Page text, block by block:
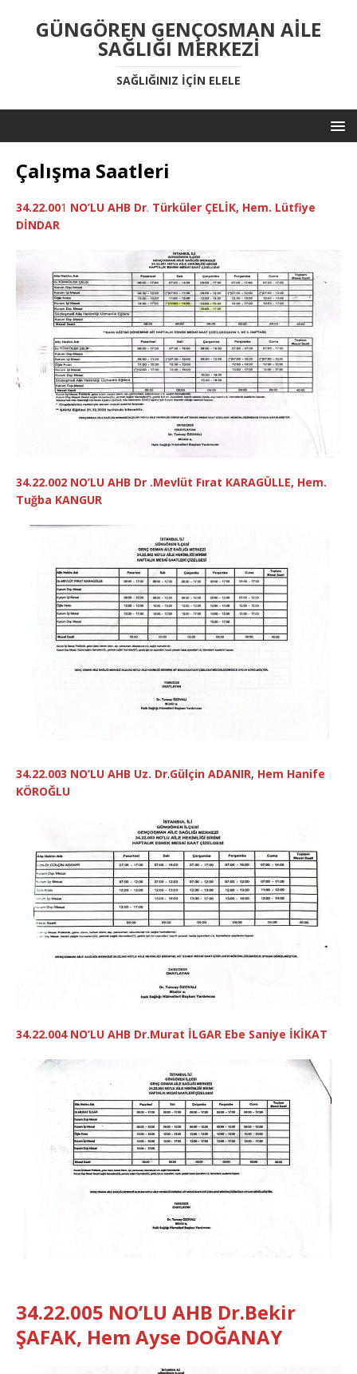
GÜNGÖREN GENÇOSMAN AİLE
SAĞLIĞI MERKEZİ
SAĞLIĞINIZ IÇIN ELELE
Çalışma Saatleri
34.22.001 NO’LU AHB Dr. Türküler ÇELİK, Hem. Lütfiye
DİNDAR
34.22.002 NO’LU AHB Dr .Mevlüt Fırat KARAGÜLLE, Hem.
Tuğba KANGUR
34.22.003 NO’LU AHB Uz. Dr.Gülçin ADANIR, Hem Hanife
KÖROĞLU
34.22.004 NO’LU AHB Dr.Murat İLGAR Ebe Saniye İKİKAT
34.22.005 NO’LU AHB Dr.Bekir
ŞAFAK, Hem Ayse DOĞANAY